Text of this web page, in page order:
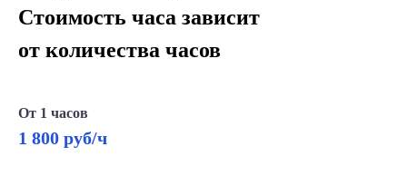
Стоимость часа зависит
от количества часов
От 1 часов
1 800 руб/ч